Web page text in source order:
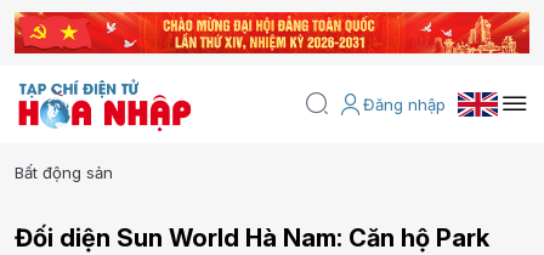
Đăng nhập
Bất động sản
Đối diện Sun World Hà Nam: Căn hộ Park